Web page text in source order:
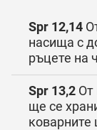
Spr 12,14
насища с
ръцете на
Spr 13,2 От
ще се
коварните